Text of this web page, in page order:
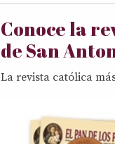
Conoce la
de San
La revista católica